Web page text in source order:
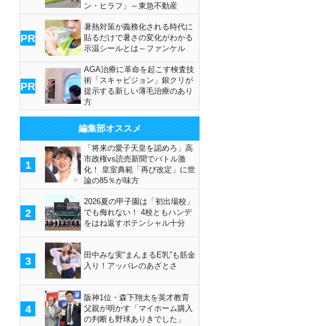
「日本維新の会」地方議員が石丸伸二氏の支援に（Ｃ）日刊ゲンダイ
ン・ヒラフ」～東急不動産
PR
暑熱対策が義務化される時代に
貼るだけで暑さの変化がわかる
示温シールとは～ファンケル
PR
AGA治療に革命を起こす検査技
術「スキャビジョン」銀クリが
提示する新しい薄毛治療のあり
方
編集部オススメ
1
「将来の愛子天皇を認めろ」高
市政権vs読売新聞でバトル激
化！ 皇室典範「再び改定」に世
論の85％が味方
2
2026夏の甲子園は「初出場校」
でも侮れない！ 4校ともハンデ
をはね返すポテンシャル十分
3
田中みな実“まんまるE乳”も筋金
入り！アッパレのあざとさ
4
阪神1位・森下翔太を英才教育
父親が明かす「マイホーム購入
の判断も野球ありきでした」